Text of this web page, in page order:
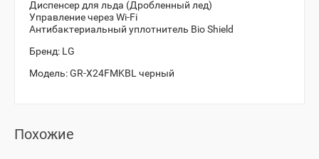
Диспенсер для льда (Дробленный лед)
Управление через Wi-Fi
Антибактериальный уплотнитель Bio Shield
Бренд: LG
Модель:GR-X24FMKBL черный
Похожие